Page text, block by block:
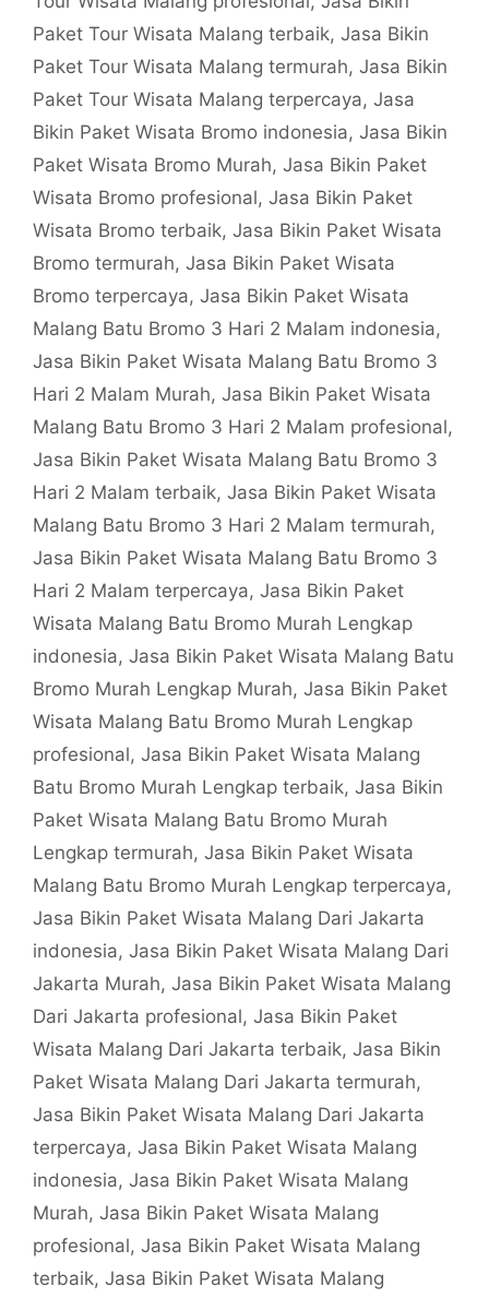
Paket Tour Wisata Malang terbaik, Jasa Bikin
Paket Tour Wisata Malang termurah, Jasa Bikin
Paket Tour Wisata Malang terpercaya, Jasa
Bikin Paket Wisata Bromo indonesia, Jasa Bikin
Paket Wisata Bromo Murah, Jasa Bikin Paket
Wisata Bromo profesional, Jasa Bikin Paket
Wisata Bromo terbaik, Jasa Bikin Paket Wisata
Bromo termurah, Jasa Bikin Paket Wisata
Bromo terpercaya, Jasa Bikin Paket Wisata
Malang Batu Bromo 3 Hari 2 Malam indonesia,
Jasa Bikin Paket Wisata Malang Batu Bromo 3
Hari 2 Malam Murah, Jasa Bikin Paket Wisata
Malang Batu Bromo 3 Hari 2 Malam profesional,
Jasa Bikin Paket Wisata Malang Batu Bromo 3
Hari 2 Malam terbaik, Jasa Bikin Paket Wisata
Malang Batu Bromo 3 Hari 2 Malam termurah,
Jasa Bikin Paket Wisata Malang Batu Bromo 3
Hari 2 Malam terpercaya, Jasa Bikin Paket
Wisata Malang Batu Bromo Murah Lengkap
indonesia, Jasa Bikin Paket Wisata Malang Batu
Bromo Murah Lengkap Murah, Jasa Bikin Paket
Wisata Malang Batu Bromo Murah Lengkap
profesional, Jasa Bikin Paket Wisata Malang
Batu Bromo Murah Lengkap terbaik, Jasa Bikin
Paket Wisata Malang Batu Bromo Murah
Lengkap termurah, Jasa Bikin Paket Wisata
Malang Batu Bromo Murah Lengkap terpercaya,
Jasa Bikin Paket Wisata Malang Dari Jakarta
indonesia, Jasa Bikin Paket Wisata Malang Dari
Jakarta Murah, Jasa Bikin Paket Wisata Malang
Dari Jakarta profesional, Jasa Bikin Paket
Wisata Malang Dari Jakarta terbaik, Jasa Bikin
Paket Wisata Malang Dari Jakarta termurah,
Jasa Bikin Paket Wisata Malang Dari Jakarta
terpercaya, Jasa Bikin Paket Wisata Malang
indonesia, Jasa Bikin Paket Wisata Malang
Murah, Jasa Bikin Paket Wisata Malang
profesional, Jasa Bikin Paket Wisata Malang
terbaik, Jasa Bikin Paket Wisata Malang